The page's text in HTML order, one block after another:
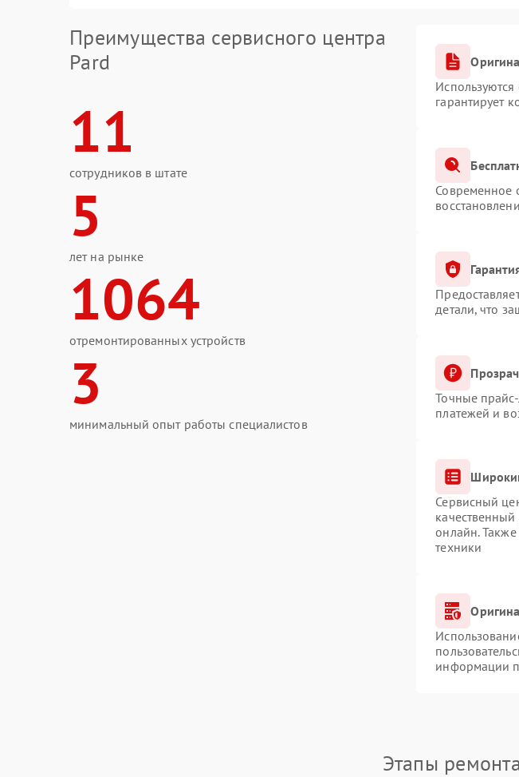
Преимущества сервисного центра
Pard
11
сотрудников в штате
5
лет на рынке
1064
отремонтированных устройств
3
минимальный опыт работы специалистов
гарантирует
Современное
детали, что
Точные
платежей и
Сервисный
онлайн.
техники
информации
Этапы